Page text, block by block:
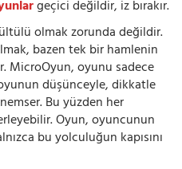
geçici değildir, iz bırakır.
olmak zorunda değildir.
bazen tek bir hamlenin
MicroOyun, oyunu sadece
düşünceyle, dikkatle
Bu yüzden her
Oyun, oyuncunun
bu yolculuğun kapısını